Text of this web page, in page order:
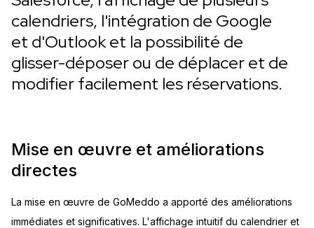
calendriers, l'intégration de Google
et d'Outlook et la possibilité de
glisser-déposer ou de déplacer et de
modifier facilement les réservations.
Mise en œuvre et améliorations
directes
La mise en œuvre de GoMeddo a apporté des améliorations
immédiates et significatives. L'affichage intuitif du calendrier et